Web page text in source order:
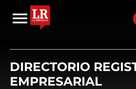
DIRECTORIO
EMPRESARIAL